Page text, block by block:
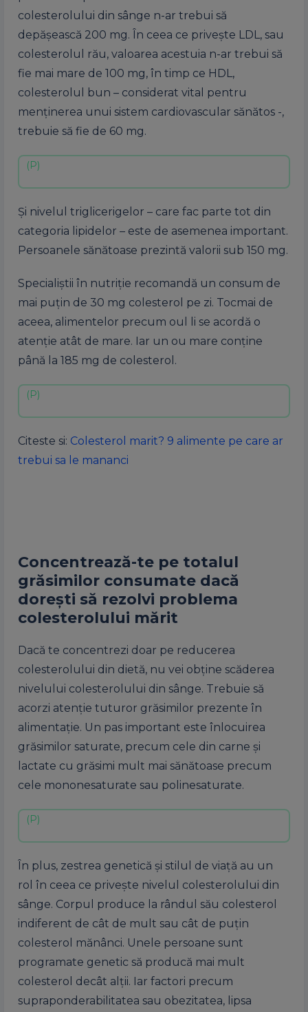
colesterolului din sânge n-ar trebui să
depăşească 200 mg. În ceea ce priveşte LDL, sau
colesterolul rău, valoarea acestuia n-ar trebui să
fie mai mare de 100 mg, în timp ce HDL,
colesterolul bun – considerat vital pentru
menţinerea unui sistem cardiovascular sănătos -,
trebuie să fie de 60 mg.
Şi nivelul triglicerigelor – care fac parte tot din
categoria lipidelor – este de asemenea important.
Persoanele sănătoase prezintă valorii sub 150 mg.
Specialiştii în nutriţie recomandă un consum de
mai puţin de 30 mg colesterol pe zi. Tocmai de
aceea, alimentelor precum oul li se acordă o
atenţie atât de mare. Iar un ou mare conţine
până la 185 mg de colesterol.
Citeste si: Colesterol marit? 9 alimente pe care ar
trebui sa le mananci
Concentrează-te pe totalul
grăsimilor consumate dacă
doreşti să rezolvi problema
colesterolului mărit
Dacă te concentrezi doar pe reducerea
colesterolului din dietă, nu vei obţine scăderea
nivelului colesterolului din sânge. Trebuie să
acorzi atenţie tuturor grăsimilor prezente în
alimentaţie. Un pas important este înlocuirea
grăsimilor saturate, precum cele din carne şi
lactate cu grăsimi mult mai sănătoase precum
cele mononesaturate sau polinesaturate.
În plus, zestrea genetică şi stilul de viaţă au un
rol în ceea ce priveşte nivelul colesterolului din
sânge. Corpul produce la rândul său colesterol
indiferent de cât de mult sau cât de puţin
colesterol mănânci. Unele persoane sunt
programate genetic să producă mai mult
colesterol decât alţii. Iar factori precum
supraponderabilitatea sau obezitatea, lipsa